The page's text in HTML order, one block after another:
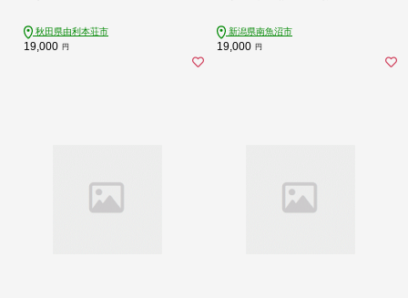
秋田県由利本荘市
19,000 円
新潟県南魚沼市
19,000 円